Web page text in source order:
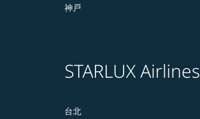
神戸
STARLUX
台北